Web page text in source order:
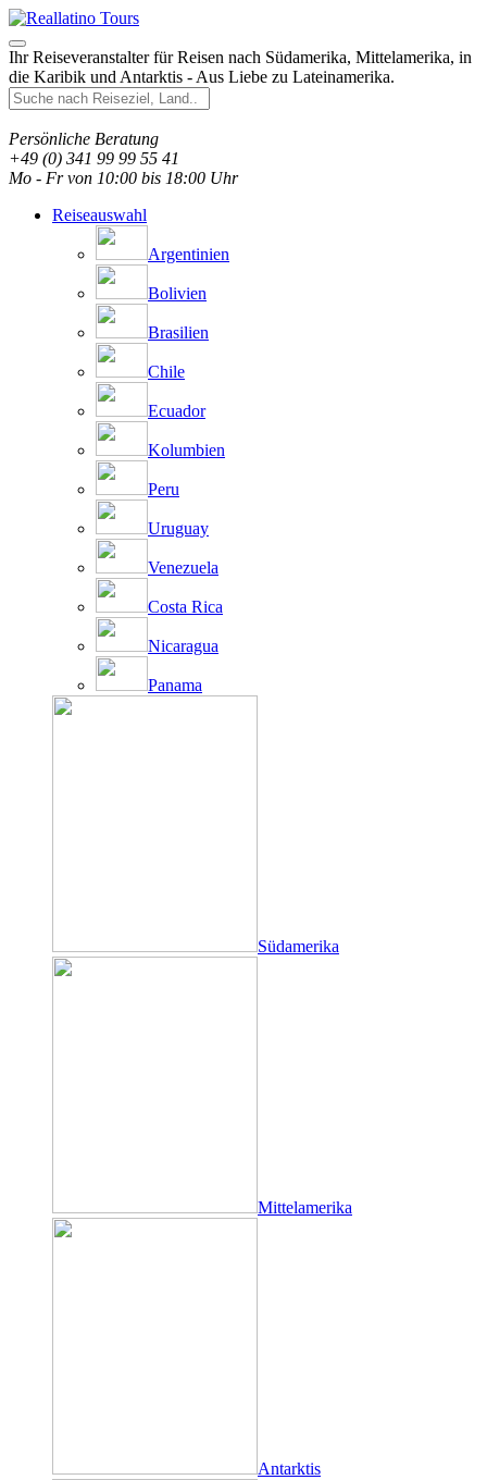
Ihr Reiseveranstalter für Reisen nach Südamerika, Mittelamerika, in
die Karibik und Antarktis - Aus Liebe zu Lateinamerika.
Persönliche Beratung
+49 (0) 341 99 99 55 41
Mo - Fr von 10:00 bis 18:00 Uhr
Reiseauswahl
Argentinien
Bolivien
Brasilien
Chile
Ecuador
Kolumbien
Peru
Uruguay
Venezuela
Costa Rica
Nicaragua
Panama
Südamerika
Mittelamerika
Antarktis